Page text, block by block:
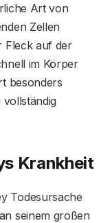
Art von
Zellen
Fleck auf der
im Körper
besonders
Krankheit
Todesursache
seinem großen